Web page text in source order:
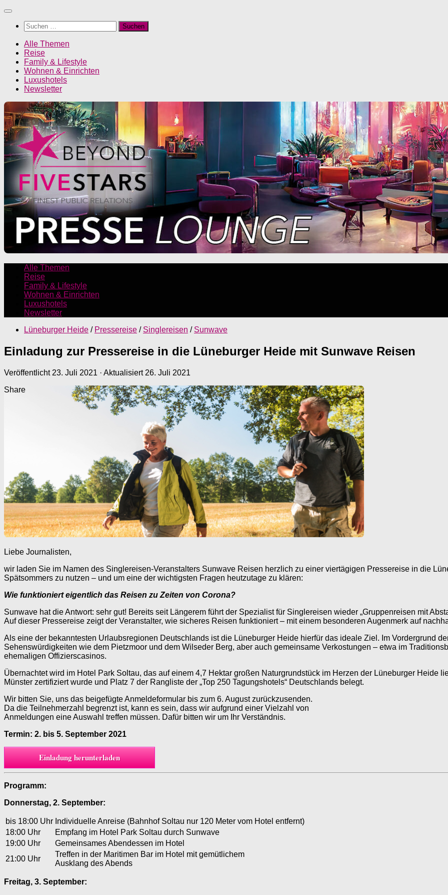
Unter
Inhalt
Suchen
nach:
Alle Themen
Reise
Family & Lifestyle
Wohnen & Einrichten
Luxushotels
Newsletter
Alle Themen
Reise
Family & Lifestyle
Wohnen & Einrichten
Luxushotels
Newsletter
Lüneburger Heide / Pressereise / Singlereisen / Sunwave
Einladung zur Pressereise in die Lüneburger Heide mit Sunwave Reisen
Veröffentlicht 23. Juli 2021 · Aktualisiert 26. Juli 2021
Liebe Journalisten,
wir laden Sie im Namen des Singlereisen-Veranstalters Sunwave Reisen herzlich zu einer viertägigen Pressereise in die
Spätsommers zu nutzen – und um eine der wichtigsten Fragen heutzutage zu klären:
Wie funktioniert eigentlich das Reisen zu Zeiten von Corona?
Sunwave hat die Antwort: sehr gut! Bereits seit Längerem führt der Spezialist für Singlereisen wieder „Gruppenreisen mit
Auf dieser Pressereise zeigt der Veranstalter, wie sicheres Reisen funktioniert – mit einem besonderen Augenmerk auf
Als eine der bekanntesten Urlaubsregionen Deutschlands ist die Lüneburger Heide hierfür das ideale Ziel. Im Vordergrund
Sehenswürdigkeiten wie dem Pietzmoor und dem Wilseder Berg, aber auch gemeinsame Verkostungen – etwa im
ehemaligen Offizierscasinos.
Übernachtet wird im Hotel Park Soltau, das auf einem 4,7 Hektar großen Naturgrundstück im Herzen der Lüneburger Heide
Münster zertifiziert wurde und Platz 7 der Rangliste der „Top 250 Tagungshotels“ Deutschlands belegt.
Wir bitten Sie, uns das beigefügte Anmeldeformular bis zum 6. August zurückzusenden.
Da die Teilnehmerzahl begrenzt ist, kann es sein, dass wir aufgrund einer Vielzahl von
Anmeldungen eine Auswahl treffen müssen. Dafür bitten wir um Ihr Verständnis.
Termin: 2. bis 5. September 2021
Einladung herunterladen
Programm:
Donnerstag, 2. September:
bis 18:00 Uhr Individuelle Anreise (Bahnhof Soltau nur 120 Meter vom Hotel entfernt)
18:00 Uhr
Empfang im Hotel Park Soltau durch Sunwave
19:00 Uhr
Gemeinsames Abendessen im Hotel
21:00 Uhr
Treffen in der Maritimen Bar im Hotel mit gemütlichem
Ausklang des Abends
Freitag, 3. September:
Share